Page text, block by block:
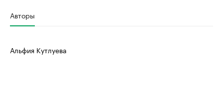
Авторы
Альфия Кутлуева